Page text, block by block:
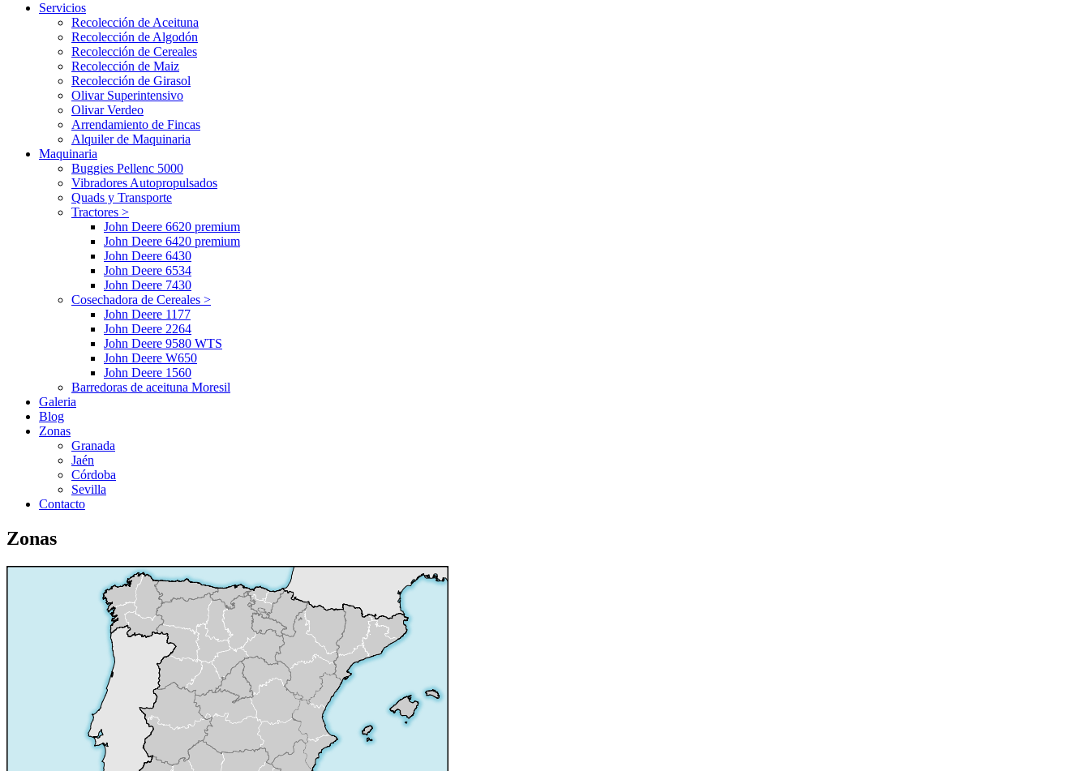
Servicios
Recolección de Aceituna
Recolección de Algodón
Recolección de Cereales
Recolección de Maiz
Recolección de Girasol
Olivar Superintensivo
Olivar Verdeo
Arrendamiento de Fincas
Alquiler de Maquinaria
Maquinaria
Buggies Pellenc 5000
Vibradores Autopropulsados
Quads y Transporte
Tractores >
John Deere 6620 premium
John Deere 6420 premium
John Deere 6430
John Deere 6534
John Deere 7430
Cosechadora de Cereales >
John Deere 1177
John Deere 2264
John Deere 9580 WTS
John Deere W650
John Deere 1560
Barredoras de aceituna Moresil
Galeria
Blog
Zonas
Granada
Jaén
Córdoba
Sevilla
Contacto
Zonas